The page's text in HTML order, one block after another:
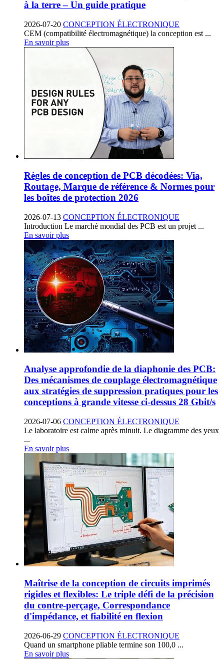
à la terre – Un guide pratique
2026-07-20 CONCEPTION ÉLECTRONIQUE
CEM (compatibilité électromagnétique) la conception est ...
En savoir plus
Règles de conception de PCB décodées: Via,
Routage, Marque de référence & Normes pour
les boîtes de protection 2026
2026-07-13 CONCEPTION ÉLECTRONIQUE
Introduction Le marché mondial des PCB est un projet ...
En savoir plus
Analyse approfondie de la diaphonie des PCB:
Des mécanismes de couplage électromagnétique
aux stratégies de suppression pratiques pour les
conceptions à grande vitesse ci-dessus 28 Gbit/s
2026-07-06 CONCEPTION ÉLECTRONIQUE
Le laboratoire est calme après minuit. Le diagramme des yeux
...
En savoir plus
Maîtrise de la conception de circuits imprimés
rigides et flexibles: Le triple défi de la précision
du contre-perçage, Correspondance
d'impédance, et fiabilité en flexion
2026-06-29 CONCEPTION ÉLECTRONIQUE
Quand un smartphone pliable termine son 100,0 ...
En savoir plus